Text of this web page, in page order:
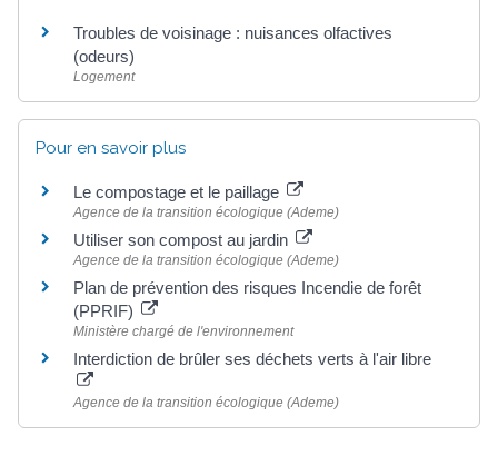
Troubles de voisinage : nuisances olfactives
(odeurs)
Logement
Pour en savoir plus
Le compostage et le paillage
Agence de la transition écologique (Ademe)
Utiliser son compost au jardin
Agence de la transition écologique (Ademe)
Plan de prévention des risques Incendie de forêt
(PPRIF)
Ministère chargé de l'environnement
Interdiction de brûler ses déchets verts à l'air libre
Agence de la transition écologique (Ademe)